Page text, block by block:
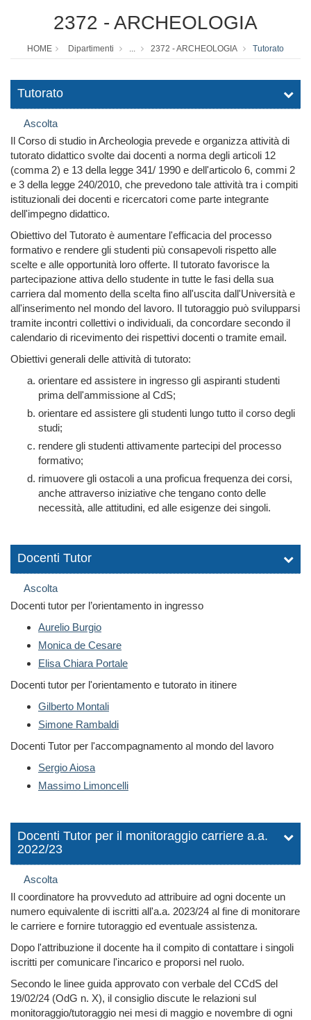
2372 - ARCHEOLOGIA
HOME Dipartimenti ... 2372 - ARCHEOLOGIA Tutorato
Tutorato
Ascolta
Il Corso di studio in Archeologia prevede e organizza attività di
tutorato didattico svolte dai docenti a norma degli articoli 12
(comma 2) e 13 della legge 341/ 1990 e dell'articolo 6, commi 2
e 3 della legge 240/2010, che prevedono tale attività tra i compiti
istituzionali dei docenti e ricercatori come parte integrante
dell'impegno didattico.
Obiettivo del Tutorato è aumentare l'efficacia del processo
formativo e rendere gli studenti più consapevoli rispetto alle
scelte e alle opportunità loro offerte. Il tutorato favorisce la
partecipazione attiva dello studente in tutte le fasi della sua
carriera dal momento della scelta fino all'uscita dall'Università e
all'inserimento nel mondo del lavoro. Il tutoraggio può svilupparsi
tramite incontri collettivi o individuali, da concordare secondo il
calendario di ricevimento dei rispettivi docenti o tramite email.
Obiettivi generali delle attività di tutorato:
orientare ed assistere in ingresso gli aspiranti studenti
prima dell'ammissione al CdS;
orientare ed assistere gli studenti lungo tutto il corso degli
studi;
rendere gli studenti attivamente partecipi del processo
formativo;
rimuovere gli ostacoli a una proficua frequenza dei corsi,
anche attraverso iniziative che tengano conto delle
necessità, alle attitudini, ed alle esigenze dei singoli.
Docenti Tutor
Ascolta
Docenti tutor per l’orientamento in ingresso
Aurelio Burgio
Monica de Cesare
Elisa Chiara Portale
Docenti tutor per l'orientamento e tutorato in itinere
Gilberto Montali
Simone Rambaldi
Docenti Tutor per l'accompagnamento al mondo del lavoro
Sergio Aiosa
Massimo Limoncelli
Docenti Tutor per il monitoraggio carriere a.a.
2022/23
Ascolta
Il coordinatore ha provveduto ad attribuire ad ogni docente un
numero equivalente di iscritti all'a.a. 2023/24 al fine di monitorare
le carriere e fornire tutoraggio ed eventuale assistenza.
Dopo l'attribuzione il docente ha il compito di contattare i singoli
iscritti per comunicare l'incarico e proporsi nel ruolo.
Secondo le linee guida approvato con verbale del CCdS del
19/02/24 (OdG n. X), il consiglio discute le relazioni sul
monitoraggio/tutoraggio nei mesi di maggio e novembre di ogni